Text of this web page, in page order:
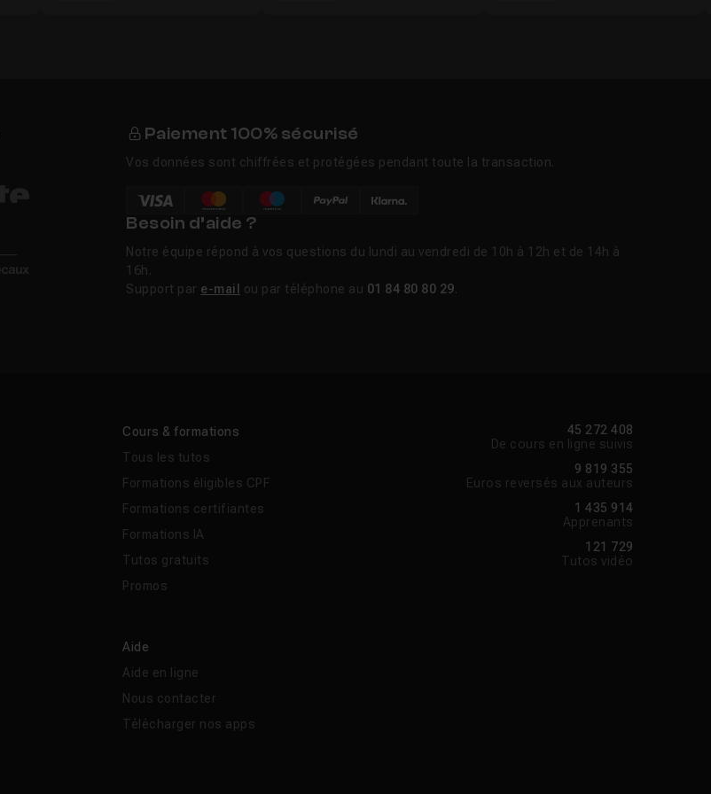
Paiement 100% sécurisé
Vos données sont chiffrées et protégées pendant toute la transaction.
Besoin d’aide ?
Notre équipe répond à vos questions du lundi au vendredi de 10h à 12h et de 14h à
16h.
Support par e-mail ou par téléphone au 01 84 80 80 29.
Cours & formations
Tous les tutos
Formations éligibles CPF
Formations certifiantes
Formations IA
Tutos gratuits
Promos
Aide
Aide en ligne
Nous contacter
Télécharger nos apps
45 272 408
De cours en ligne suivis
9 819 355
Euros reversés aux auteurs
1 435 914
Apprenants
121 729
Tutos vidéo